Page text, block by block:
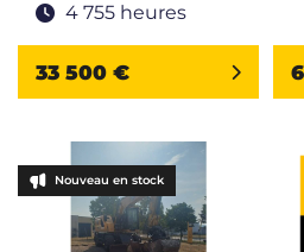
4 755 heures
33 500 €
Nouveau en stock